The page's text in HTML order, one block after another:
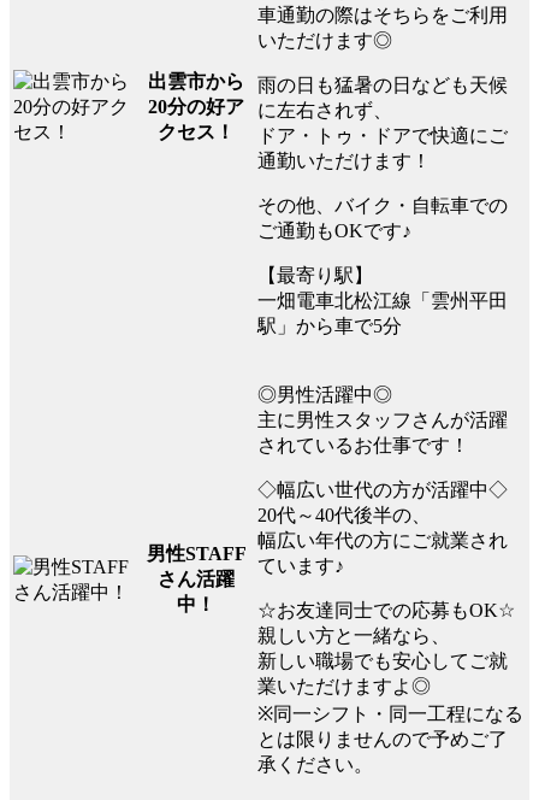
出雲市から
20分の好ア
クセス！
車通勤の際はそちらをご利用
いただけます◎
雨の日も猛暑の日なども天候
に左右されず、
ドア・トゥ・ドアで快適にご
通勤いただけます！
その他、バイク・自転車での
ご通勤もOKです♪
【最寄り駅】
一畑電車北松江線「雲州平田
駅」から車で5分
男性STAFF
さん活躍
中！
◎男性活躍中◎
主に男性スタッフさんが活躍
されているお仕事です！
◇幅広い世代の方が活躍中◇
20代～40代後半の、
幅広い年代の方にご就業され
ています♪
☆お友達同士での応募もOK☆
親しい方と一緒なら、
新しい職場でも安心してご就
業いただけますよ◎
※同一シフト・同一工程になる
とは限りませんので予めご了
承ください。